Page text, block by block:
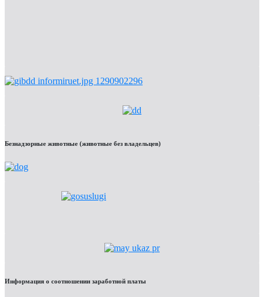
Безнадзорные животные (животные без владельцев)
Информация о соотношении заработной платы